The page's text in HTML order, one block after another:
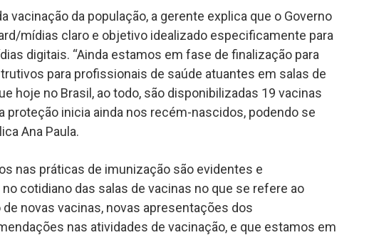
vacinação da população, a gerente explica que o Governo
mídias claro e objetivo idealizado especificamente para
digitais. “Ainda estamos em fase de finalização para
para profissionais de saúde atuantes em salas de
hoje no Brasil, ao todo, são disponibilizadas 19 vacinas
proteção inicia ainda nos recém-nascidos, podendo se
Ana Paula.
nas práticas de imunização são evidentes e
cotidiano das salas de vacinas no que se refere ao
novas vacinas, novas apresentações dos
nas atividades de vacinação, e que estamos em